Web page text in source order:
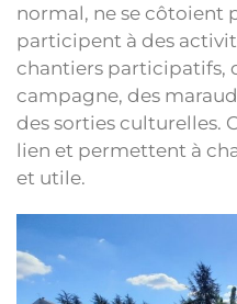
normal, ne se côtoient
participent à des
chantiers participatifs,
campagne, des
des sorties culturelles.
lien et permettent à
et utile.